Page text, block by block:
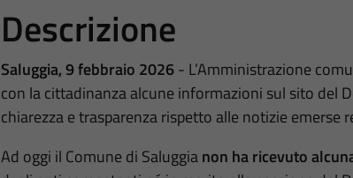
Descrizione
Saluggia, 9 febbraio 2026- L’Amministrazione
con la cittadinanza alcune informazioni sul sito del
chiarezza e trasparenza rispetto alle notizie emerse
Ad oggi il Comune di Saluggianon ha ricevuto